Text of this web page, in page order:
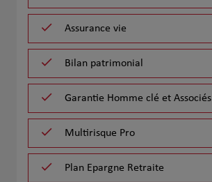
Assurance vie
Bilan patrimonial
Garantie Homme clé et Associés
Multirisque Pro
Plan Epargne Retraite